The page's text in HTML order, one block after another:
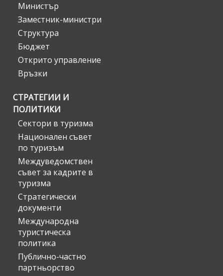
Министър
Заместник-министри
Структура
Бюджет
Открито управление
Връзки
СТРАТЕГИИ И
ПОЛИТИКИ
Сектори в туризма
Национален съвет
по туризъм
Междуведомствен
съвет за кадрите в
туризма
Стратегически
документи
Международна
туристическа
политика
Публично-частно
партньорство